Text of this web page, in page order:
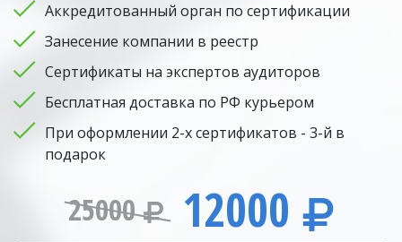
Аккредитованный орган по сертификации
Занесение компании в реестр
Сертификаты на экспертов аудиторов
Бесплатная доставка по РФ курьером
При оформлении 2-х сертификатов - 3-й в
подарок
25000 12000